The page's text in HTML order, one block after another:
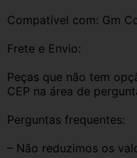
Compatível com: Gm
Frete e Envio:
Peças que não tem
CEP na área de
Perguntas frequentes:
– Não reduzimos os